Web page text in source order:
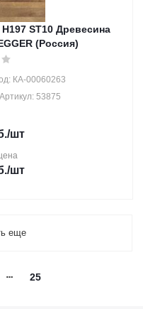
ST10 Древесина
(Россия)
КА-00060263
Артикул: 53875
/шт
/шт
еще
25